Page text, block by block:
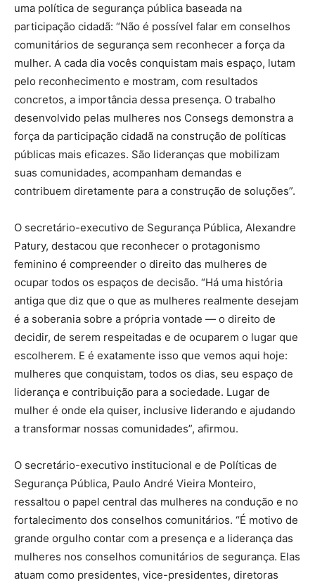
uma política de segurança pública baseada na
participação cidadã: “Não é possível falar em conselhos
comunitários de segurança sem reconhecer a força da
mulher. A cada dia vocês conquistam mais espaço, lutam
pelo reconhecimento e mostram, com resultados
concretos, a importância dessa presença. O trabalho
desenvolvido pelas mulheres nos Consegs demonstra a
força da participação cidadã na construção de políticas
públicas mais eficazes. São lideranças que mobilizam
suas comunidades, acompanham demandas e
contribuem diretamente para a construção de soluções”.
O secretário-executivo de Segurança Pública, Alexandre
Patury, destacou que reconhecer o protagonismo
feminino é compreender o direito das mulheres de
ocupar todos os espaços de decisão. “Há uma história
antiga que diz que o que as mulheres realmente desejam
é a soberania sobre a própria vontade — o direito de
decidir, de serem respeitadas e de ocuparem o lugar que
escolherem. E é exatamente isso que vemos aqui hoje:
mulheres que conquistam, todos os dias, seu espaço de
liderança e contribuição para a sociedade. Lugar de
mulher é onde ela quiser, inclusive liderando e ajudando
a transformar nossas comunidades”, afirmou.
O secretário-executivo institucional e de Políticas de
Segurança Pública, Paulo André Vieira Monteiro,
ressaltou o papel central das mulheres na condução e no
fortalecimento dos conselhos comunitários. “É motivo de
grande orgulho contar com a presença e a liderança das
mulheres nos conselhos comunitários de segurança. Elas
atuam como presidentes, vice-presidentes, diretoras